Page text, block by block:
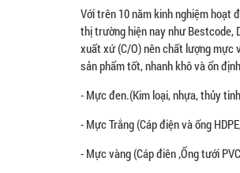
Với trên 10 năm kinh nghiệm hoạt
thị trường hiện nay như Bestcode,
xuất xứ (C/O) nên chất lượng mực
sản phẩm tốt, nhanh khô và ổn
- Mực đen.(Kim loại, nhựa, thủy
- Mực Trắng (Cáp điện và ống
- Mực vàng (Cáp điên ,Ống tưới